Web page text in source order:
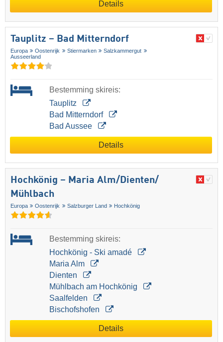
Details
Tauplitz – Bad Mitterndorf
Europa Oostenrijk Stiermarken
Salzkammergut
Ausseerland
Bestemming skireis:
Tauplitz
Bad Mitterndorf
Bad Aussee
Details
Hochkönig – Maria Alm/​Dienten/​
Mühlbach
Europa Oostenrijk Salzburger Land Hochkönig
Bestemming skireis:
Hochkönig - Ski amadé
Maria Alm
Dienten
Mühlbach am Hochkönig
Saalfelden
Bischofshofen
Details